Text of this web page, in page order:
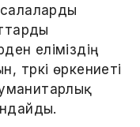
еліміздің
түркі өркениеті